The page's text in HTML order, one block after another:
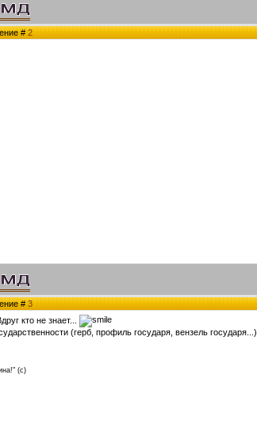
#2
#3
кто не знает...
(герб, профиль государя, вензель государя...).
(с)